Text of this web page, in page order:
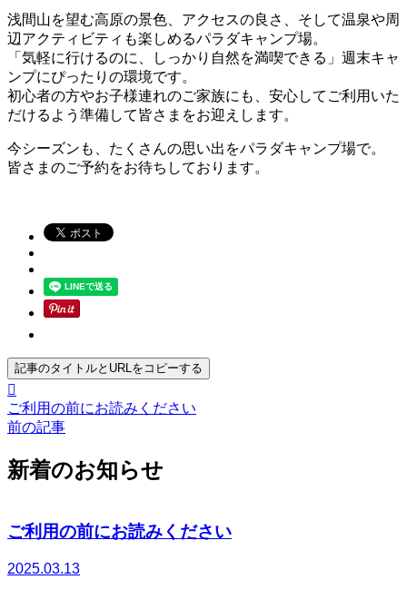
浅間山を望む高原の景色、アクセスの良さ、そして温泉や周
辺アクティビティも楽しめるパラダキャンプ場。
「気軽に行けるのに、しっかり自然を満喫できる」週末キャ
ンプにぴったりの環境です。
初心者の方やお子様連れのご家族にも、安心してご利用いた
だけるよう準備して皆さまをお迎えします。
今シーズンも、たくさんの思い出をパラダキャンプ場で。
皆さまのご予約をお待ちしております。
記事のタイトルとURLをコピーする

ご利用の前にお読みください
前の記事
新着のお知らせ
ご利用の前にお読みください
2025.03.13